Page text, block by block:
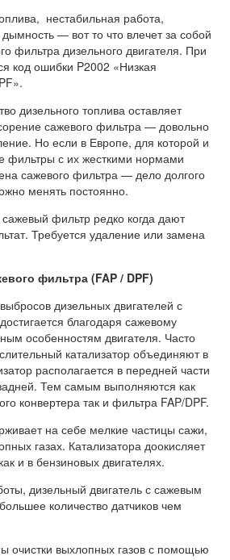
нестабильная работа,
— вот то что влечет за собой
фильтра дизельного двигателя. При
код ошибки P2002 «Низкая
дизельного топлива оставляет
сажевого фильтра — довольно
Но если в Европе, для которой и
фильтры с их жесткими нормами
сажевого фильтра — дело долгого
менять постоянно.
фильтр редко когда дают
Требуется удаление или замена
фильтра (FAP / DPF)
дизельных двигателей с
благодаря сажевому
особенностям двигателя. Часто
катализатор объединяют в
располагается в передней части
Тем самым выполняются как
конвертера так и фильтра FAP/DPF.
на себе мелкие частицы сажи,
газах. Катализатора доокисляет
и в бензиновых двигателях.
дизельный двигатель с сажевым
количество датчиков чем